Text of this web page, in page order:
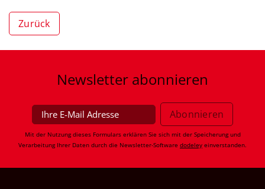
Zurück
Newsletter abonnieren
Mit der Nutzung dieses Formulars erklären Sie sich mit der Speicherung und
Verarbeitung Ihrer Daten durch die Newsletter-Software dodeley einverstanden.